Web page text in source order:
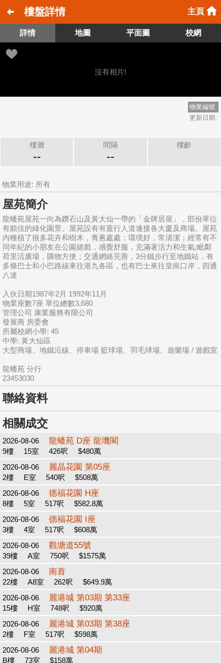
樓盤詳情 主頁
詳情 地圖 平面圖 校網
沒有相片!
物業編號:
更新日期:
樓層
--
間隔
--
樓齡
物業用途: 所有
屋苑簡介
龍蟠苑屋苑一向為鑽石山及黃大仙一帶的「金牌居屋」，部份單位
有頗佳的綠化園景。屋苑設有有蓋行人道連接各大廈及商場。屋苑
內種植了很多花卉和樹木，青蔥處處；環境好，常清潔；經常有不
同年紀的小朋友在公園嬉戲，感覺舒服，充滿著活力和生氣;毗鄰
荷里活廣場，購物方便；交通網絡完善，3分鐵步行至地鐵站，有
多條巴士和小巴路線來往港九各區，也有巴士來往皇崗口岸，四通
八達
入伙日期1987年2月 1992年11月
物業座數7座 單位總數3,680
管理公司 康業服務有限公司
發展商 房委會
所屬校網小學: 45
中學: 黃大仙區
大型商場、地鐵沿線、停車場 籃球場、羽毛球場、遊樂場 / 遊戲室
龍蟠苑 分行
23453030
聯絡資料
相關成交
2026-08-06 龍蟠苑 D座 龍璣閣
9樓 15室 426呎
$480萬
2026-08-06
麗晶花園 第05座
2樓 E室 540呎
$508萬
2026-08-06
德福花園 H座
8樓 5室 517呎
$582.8萬
2026-08-06
德福花園 I座
3樓 4室 517呎
$608萬
2026-08-06
觀塘道55號
39樓 A室 750呎
$1575萬
2026-08-06
南首
22樓 A8室 262呎
$649.9萬
2026-08-06
麗港城 第03期 第33座
15樓 H室 748呎
$920萬
2026-08-06
麗港城 第03期 第38座
2樓 F室 517呎
$598萬
2026-08-06
麗港城 第04期
B樓 73室 $158萬